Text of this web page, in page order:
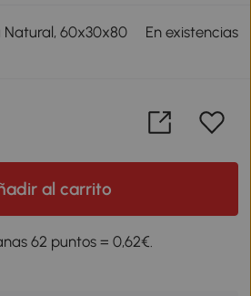
Natural, 60x30x80
En existencias
al carrito
62 puntos = 0,62€.